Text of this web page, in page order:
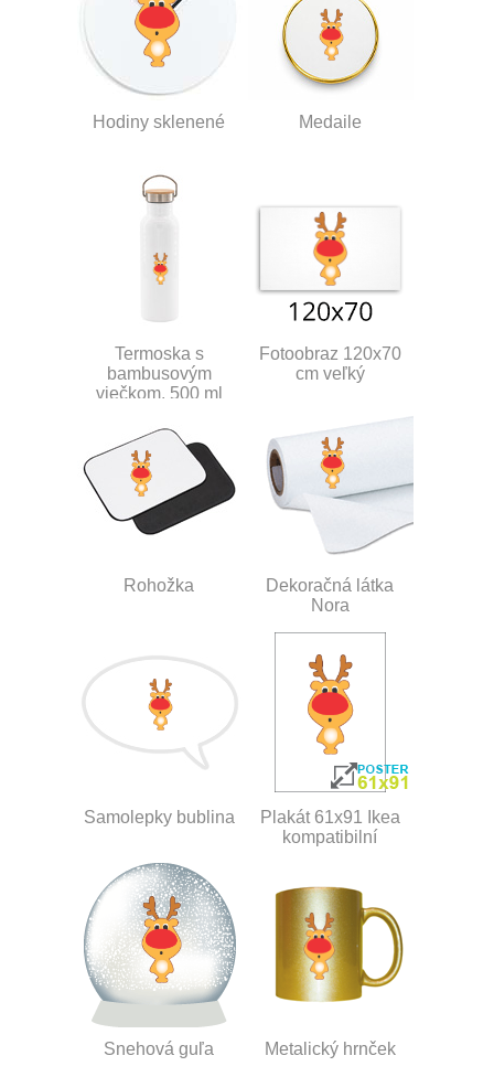
Hodiny sklenené Medaile
Termoska s
bambusovým
viečkom, 500 ml
Fotoobraz 120x70
cm veľký
Rohožka
Dekoračná látka
Nora
Samolepky bublina
Plakát 61x91 Ikea
kompatibilní
Snehová guľa Metalický hrnček